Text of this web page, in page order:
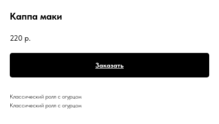
Каппа маки
220 р.
Заказать
Классический ролл с огурцом
Классический ролл с огурцом